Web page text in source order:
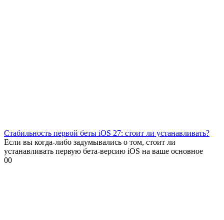
Стабильность первой беты iOS 27: стоит ли устанавливать?
Если вы когда-либо задумывались о том, стоит ли
устанавливать первую бета-версию iOS на ваше основное
00